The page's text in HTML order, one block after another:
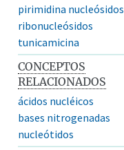
pirimidina nucleósidos
ribonucleósidos
tunicamicina
CONCEPTOS
RELACIONADOS
ácidos nucléicos
bases nitrogenadas
nucleótidos